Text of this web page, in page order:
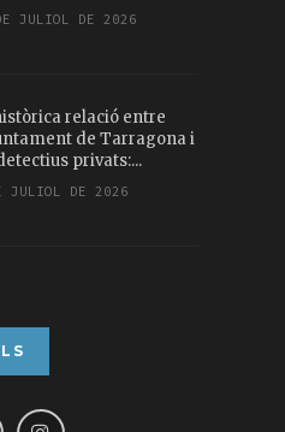
JULIOL DE 2026
relació entre
de Tarragona i
privats:...
JULIOL DE 2026